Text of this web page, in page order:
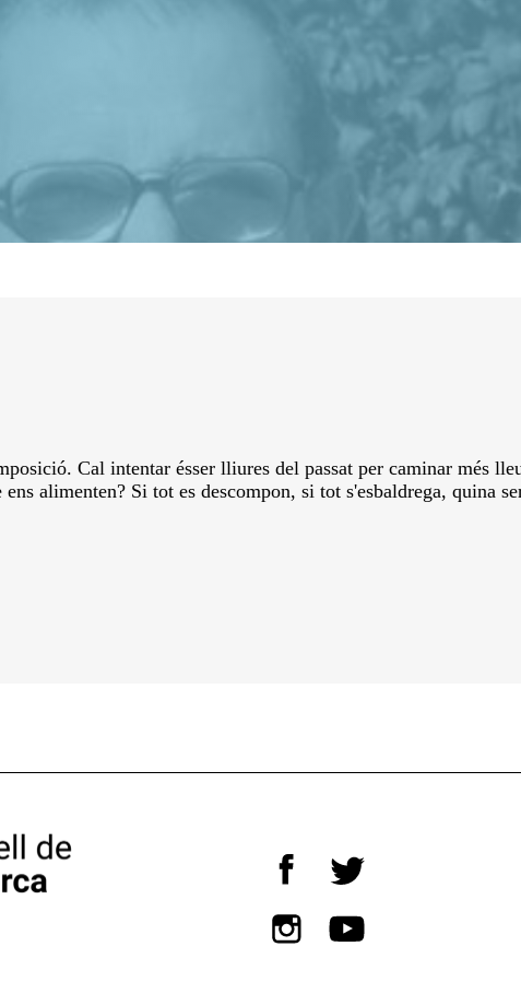
Cal intentar ésser lliures del passat per caminar més
alimenten? Si tot es descompon, si tot s'esbaldrega, quina